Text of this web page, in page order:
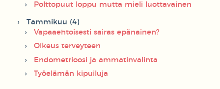
Polttopuut loppu mutta mieli luottavainen
Tammikuu (4)
Vapaaehtoisesti sairas epänainen?
Oikeus terveyteen
Endometrioosi ja ammatinvalinta
Työelämän kipuiluja